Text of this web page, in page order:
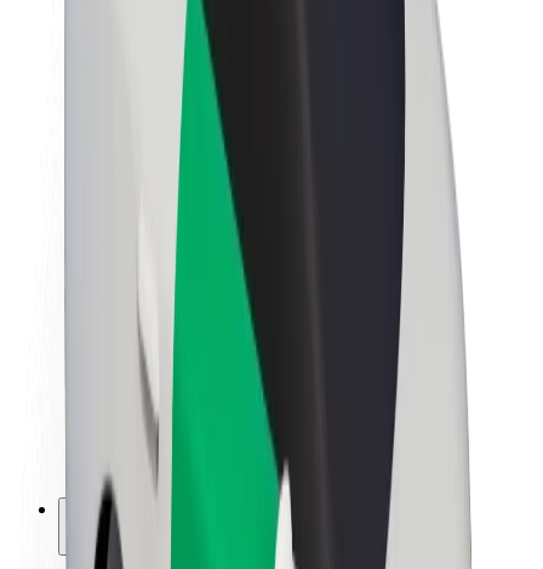
Lisätietoja Boltista
Kestävä kehitys Boltilla
Project Zero
Uutishuone
Brändiohjeistus
Sijoittajasuhteet
Johto
Brändi
Media
Urban Fund
Turvallisuus